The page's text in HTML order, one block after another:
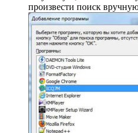
произвести поиск